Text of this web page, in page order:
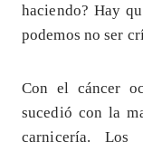
haciendo? Hay
podemos no ser
Con el cáncer
sucedió con la
carnicería. Los